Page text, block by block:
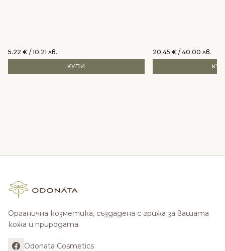
5.22 € / 10.21 лв.
КУПИ
20.45 € / 40.00 лв.
Органична козметика, създадена с грижа за вашата
кожа и природата.
Odonata Cosmetics